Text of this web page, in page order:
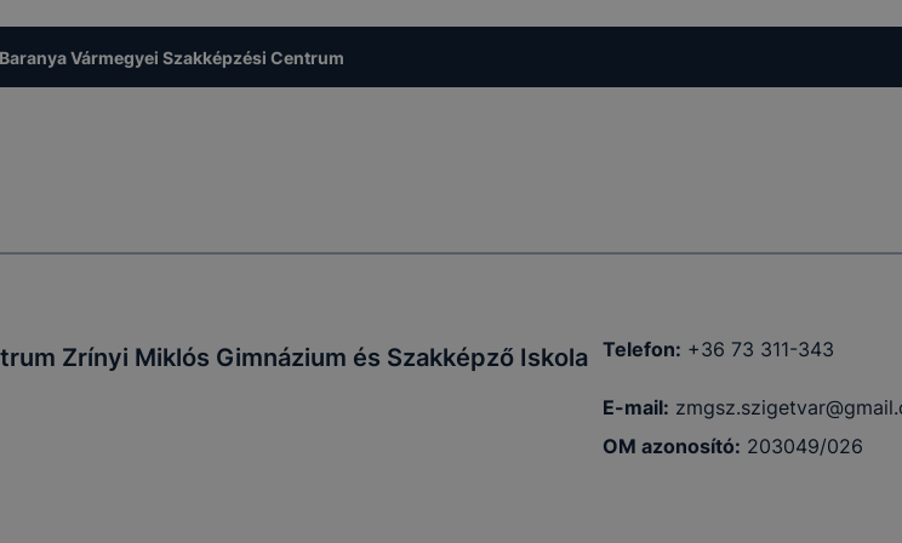
Baranya Vármegyei Szakképzési Centrum
Zrínyi Miklós Gimnázium és Szakképző Iskola Telefon: +36 73 311-343
E-mail:
OM azonosító: 203049/026